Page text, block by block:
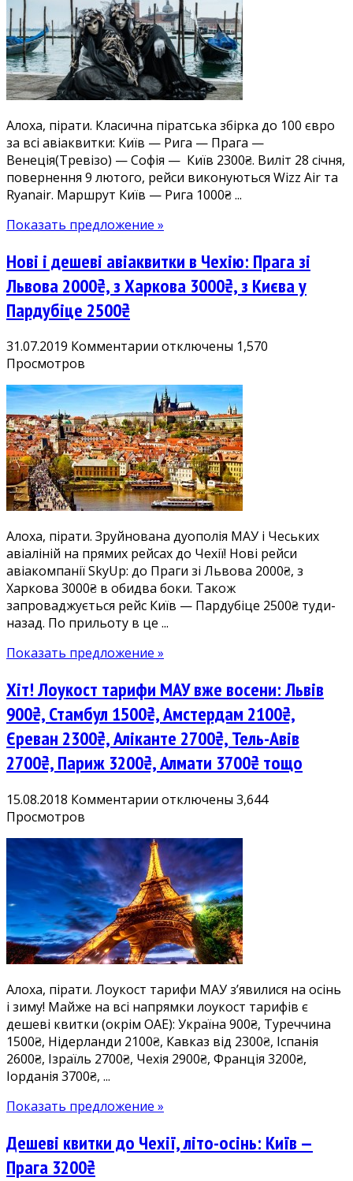
2300₴:
Рига,
Прага,
Венеція,
Софія
в
авіаподорож.
Збірка
дешевих
авіаквитків
з
у
лютому
Алоха, пірати. Класична піратська збірка до 100 євро
за всі авіаквитки: Київ — Рига — Прага —
Венеція(Тревізо) — Софія — Київ 2300₴. Виліт 28 січня,
повернення 9 лютого, рейси виконуються Wizz Air та
Ryanair. Маршрут Київ — Рига 1000₴ ...
Показать предложение »
Нові і дешеві авіаквитки в Чехію: Прага зі
Львова 2000₴, з Харкова 3000₴, з Києва у
Пардубіце 2500₴
31.07.2019 Комментарии к
Нові
і
дешеві
авіаквитки
в
Чехію:
Прага
зі
2000₴,
з
Харкова
3000₴,
з
Києва
Пардубіце
отключены 1,570
Просмотров
Алоха, пірати. Зруйнована дуополія МАУ і Чеських
авіаліній на прямих рейсах до Чехії! Нові рейси
авіакомпанії SkyUp: до Праги зі Львова 2000₴, з
Харкова 3000₴ в обидва боки. Також
запроваджується рейс Київ — Пардубіце 2500₴ туди-
назад. По прильоту в це ...
Показать предложение »
Хіт! Лоукост тарифи МАУ вже восени: Львів
900₴, Стамбул 1500₴, Амстердам 2100₴,
Єреван 2300₴, Аліканте 2700₴, Тель-Авів
2700₴, Париж 3200₴, Алмати 3700₴ тощо
15.08.2018 Комментарии к
Лоукост
тарифи
МАУ
вже
восени:
Львів
900₴,
1500₴,
Амстердам
2100₴,
Єреван
2300₴,
Тель-
2700₴,
отключены 3,644
Просмотров
Алоха, пірати. Лоукост тарифи МАУ з’явилися на осінь
і зиму! Майже на всі напрямки лоукост тарифів є
дешеві квитки (окрім ОАЕ): Україна 900₴, Туреччина
1500₴, Нідерланди 2100₴, Кавказ від 2300₴, Іспанія
2600₴, Ізраїль 2700₴, Чехія 2900₴, Франція 3200₴,
Іорданія 3700₴, ...
Показать предложение »
Дешеві квитки до Чехії, літо-осінь: Київ —
Прага 3200₴